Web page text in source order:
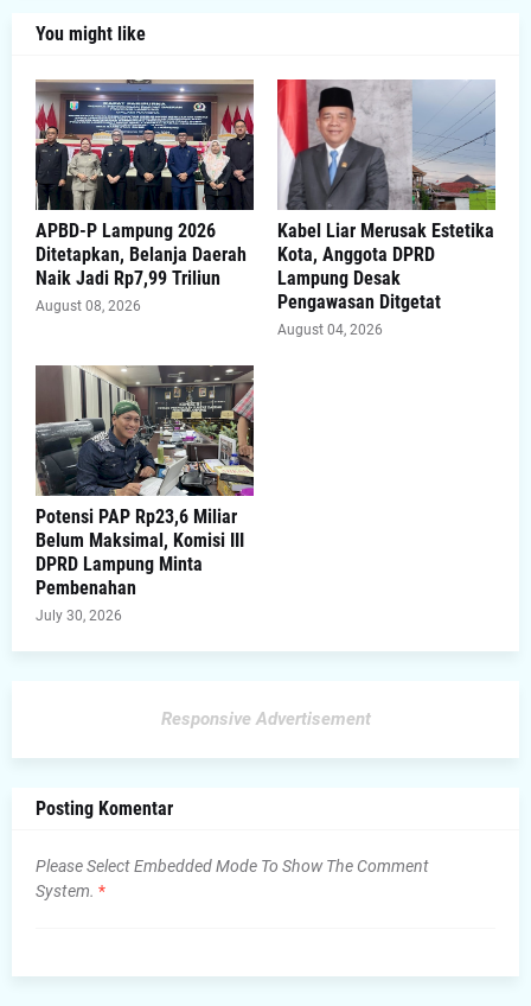
You might like
APBD-P Lampung 2026
Ditetapkan, Belanja Daerah
Naik Jadi Rp7,99 Triliun
August 08, 2026
Kabel Liar Merusak Estetika
Kota, Anggota DPRD
Lampung Desak
Pengawasan Ditgetat
August 04, 2026
Potensi PAP Rp23,6 Miliar
Belum Maksimal, Komisi III
DPRD Lampung Minta
Pembenahan
July 30, 2026
Responsive Advertisement
Posting Komentar
Please Select Embedded Mode To Show The Comment
System. *